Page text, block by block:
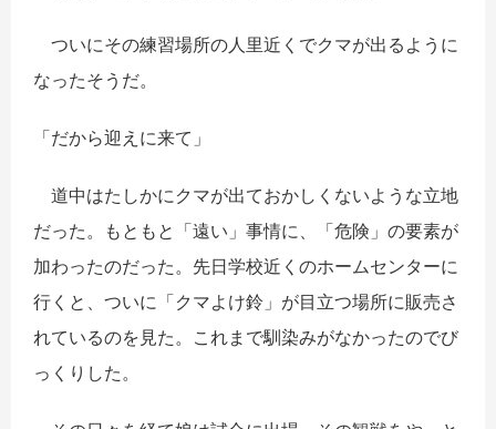
ついにその練習場所の人里近くでクマが出るように
なったそうだ。
「だから迎えに来て」
道中はたしかにクマが出ておかしくないような立地
だった。もともと「遠い」事情に、「危険」の要素が
加わったのだった。先日学校近くのホームセンターに
行くと、ついに「クマよけ鈴」が目立つ場所に販売さ
れているのを見た。これまで馴染みがなかったのでび
っくりした。